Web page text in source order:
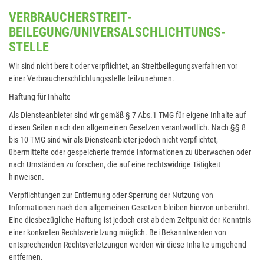
VERBRAUCHER­STREIT­
BEILEGUNG/UNIVERSAL­SCHLICHTUNGS­
STELLE
Wir sind nicht bereit oder verpflichtet, an Streitbeilegungsverfahren vor
einer Verbraucherschlichtungsstelle teilzunehmen.
Haftung für Inhalte
Als Diensteanbieter sind wir gemäß § 7 Abs.1 TMG für eigene Inhalte auf
diesen Seiten nach den allgemeinen Gesetzen verantwortlich. Nach §§ 8
bis 10 TMG sind wir als Diensteanbieter jedoch nicht verpflichtet,
übermittelte oder gespeicherte fremde Informationen zu überwachen oder
nach Umständen zu forschen, die auf eine rechtswidrige Tätigkeit
hinweisen.
Verpflichtungen zur Entfernung oder Sperrung der Nutzung von
Informationen nach den allgemeinen Gesetzen bleiben hiervon unberührt.
Eine diesbezügliche Haftung ist jedoch erst ab dem Zeitpunkt der Kenntnis
einer konkreten Rechtsverletzung möglich. Bei Bekanntwerden von
entsprechenden Rechtsverletzungen werden wir diese Inhalte umgehend
entfernen.